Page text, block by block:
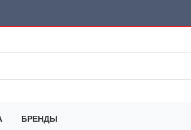
БРЕНДЫ